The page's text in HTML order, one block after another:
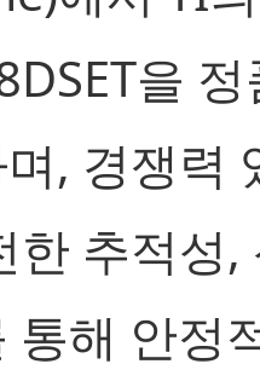
을
, 경쟁력
한 추적성,
통해 안정